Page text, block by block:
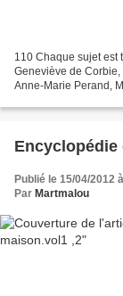
110 Chaque sujet est
Geneviève de
Anne-Marie Perand,
Encyclopédie
Publié le 15/04/2012
Par Martmalou